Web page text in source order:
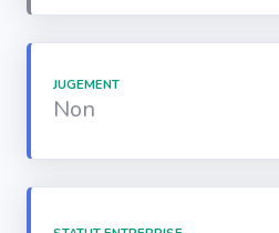
JUGEMENT
Non